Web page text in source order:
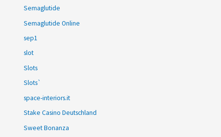
Semaglutide
Semaglutide Online
sep1
slot
Slots
Slots`
space-interiors.it
Stake Casino Deutschland
Sweet Bonanza